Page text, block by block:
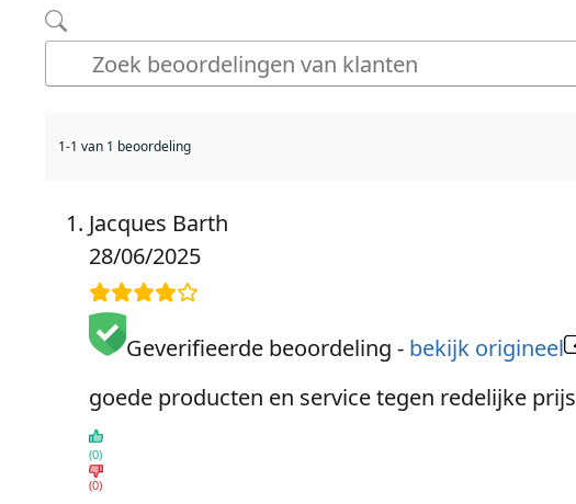
1-1 van 1 beoordeling
Jacques Barth
28/06/2025
Geverifieerde beoordeling - bekijk origineel
goede producten en service tegen redelijke prijs
(0)
(0)